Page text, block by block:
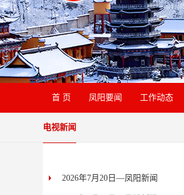
首 页 凤阳要闻 工作动态
电视新闻
2026年7月20日—凤阳新闻